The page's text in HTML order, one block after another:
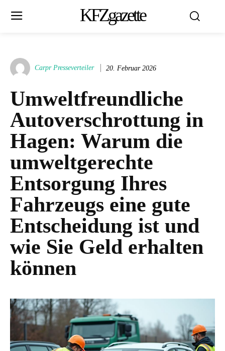
KFZgazette
Carpr Presseverteiler 20. Februar 2026
Umweltfreundliche
Autoverschrottung in
Hagen: Warum die
umweltgerechte
Entsorgung Ihres
Fahrzeugs eine gute
Entscheidung ist und
wie Sie Geld erhalten
können